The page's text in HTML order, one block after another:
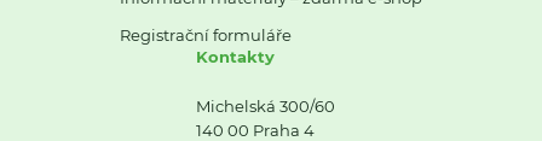
Registrační formuláře
Kontakty
Michelská 300/60
140 00 Praha 4